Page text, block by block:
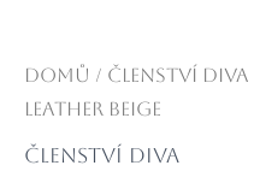
Domů / Členství Diva
Leather beige
Členství Diva